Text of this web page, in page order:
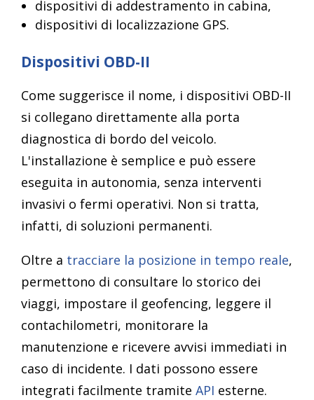
dispositivi di addestramento in cabina,
dispositivi di localizzazione GPS.
Dispositivi OBD-II
Come suggerisce il nome, i dispositivi OBD-II
si collegano direttamente alla porta
diagnostica di bordo del veicolo.
L'installazione è semplice e può essere
eseguita in autonomia, senza interventi
invasivi o fermi operativi. Non si tratta,
infatti, di soluzioni permanenti.
Oltre a tracciare la posizione in tempo reale,
permettono di consultare lo storico dei
viaggi, impostare il geofencing, leggere il
contachilometri, monitorare la
manutenzione e ricevere avvisi immediati in
caso di incidente. I dati possono essere
integrati facilmente tramite API esterne.